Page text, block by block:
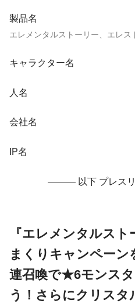
製品名
エレメンタルストーリー、エレス
キャラクター名
人名
会社名
IP名
——— 以下 プレス
『エレメンタルス
まくりキャンペーン
連召喚で★6モンス
う！さらにクリスタ